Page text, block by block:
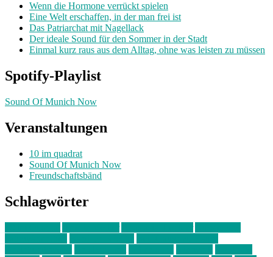
Wenn die Hormone verrückt spielen
Eine Welt erschaffen, in der man frei ist
Das Patriarchat mit Nagellack
Der ideale Sound für den Sommer in der Stadt
Einmal kurz raus aus dem Alltag, ohne was leisten zu müssen
Spotify-Playlist
Sound Of Munich Now
Veranstaltungen
10 im quadrat
Sound Of Munich Now
Freundschaftsbänd
Schlagwörter